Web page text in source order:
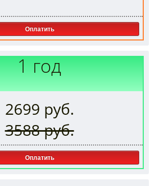
Оплатить
1 год
2699 руб.
3588 руб.
Оплатить